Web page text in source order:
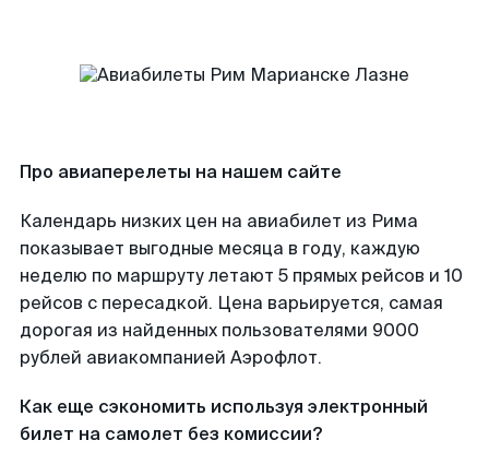
Про авиаперелеты на нашем сайте
Календарь низких цен на авиабилет из Рима
показывает выгодные месяца в году, каждую
неделю по маршруту летают 5 прямых рейсов и 10
рейсов с пересадкой. Цена варьируется, самая
дорогая из найденных пользователями 9000
рублей авиакомпанией Аэрофлот.
Как еще сэкономить используя электронный
билет на самолет без комиссии?